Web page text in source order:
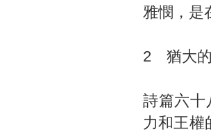
雅憫，是
2 猶大
詩篇六十
力和王權